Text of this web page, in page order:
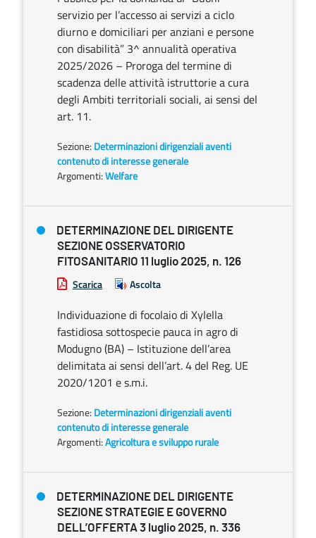
servizio per l’accesso ai servizi a ciclo
diurno e domiciliari per anziani e persone
con disabilità” 3^ annualità operativa
2025/2026 – Proroga del termine di
scadenza delle attività istruttorie a cura
degli Ambiti territoriali sociali, ai sensi del
art. 11.
Sezione: Determinazioni dirigenziali aventi
contenuto di interesse generale
Argomenti:Welfare
DETERMINAZIONE DEL DIRIGENTE
SEZIONE OSSERVATORIO
FITOSANITARIO 11 luglio 2025, n. 126
Scarica Ascolta
Individuazione di focolaio di Xylella
fastidiosa sottospecie pauca in agro di
Modugno (BA) – Istituzione dell’area
delimitata ai sensi dell’art. 4 del Reg. UE
2020/1201 e s.m.i.
Sezione: Determinazioni dirigenziali aventi
contenuto di interesse generale
Argomenti:Agricoltura e sviluppo rurale
DETERMINAZIONE DEL DIRIGENTE
SEZIONE STRATEGIE E GOVERNO
DELL’OFFERTA 3 luglio 2025, n. 336